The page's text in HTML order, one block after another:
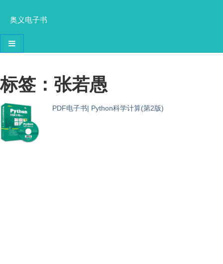
奥义电子书
导航切换
标签：张若愚
PDF电子书| Python科学计算(第2版)